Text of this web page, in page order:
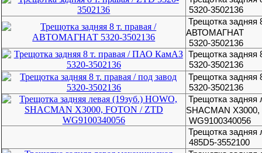
5320-3502136
Трещотка задняя
АВТОМАГНАТ
5320-3502136
Трещотка
5320-3502136
Трещотка задняя
5320-3502136
Трещотка задняя
SHACMAN
WG9100340056
Трещотка
485D5-3552100